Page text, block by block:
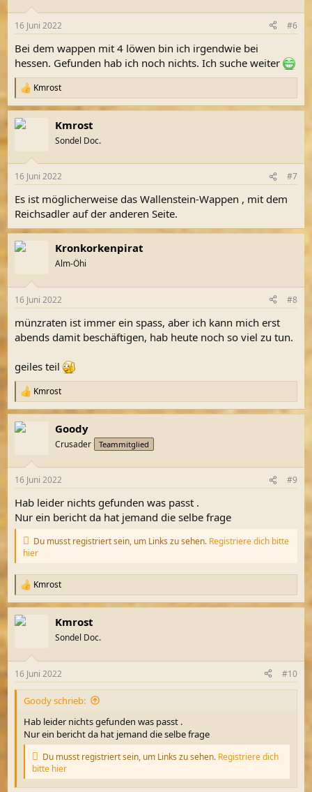
e
:
16 Juni 2022 #6
Bei dem wappen mit 4 löwen bin ich irgendwie bei
hessen. Gefunden hab ich noch nichts. Ich suche weiter
R
e
a
k
e
:
Kmrost
Kmrost
Sondel Doc.
16 Juni 2022 #7
Es ist möglicherweise das Wallenstein-Wappen , mit dem
Reichsadler auf der anderen Seite.
Kronkorkenpirat
Alm-Öhi
16 Juni 2022 #8
münzraten ist immer ein spass, aber ich kann mich erst
abends damit beschäftigen, hab heute noch so viel zu tun.
geiles teil
R
e
a
k
e
:
Kmrost
Goody
Crusader Teammitglied
16 Juni 2022 #9
Hab leider nichts gefunden was passt .
Nur ein bericht da hat jemand die selbe frage
Du musst registriert sein, um Links zu sehen. Registriere dich bitte
hier
R
e
a
k
e
n
Kmrost
Kmrost
Sondel Doc.
16 Juni 2022 #10
Goody schrieb:
Hab leider nichts gefunden was passt .
Nur ein bericht da hat jemand die selbe frage
Du musst registriert sein, um Links zu sehen. Registriere dich
bitte hier